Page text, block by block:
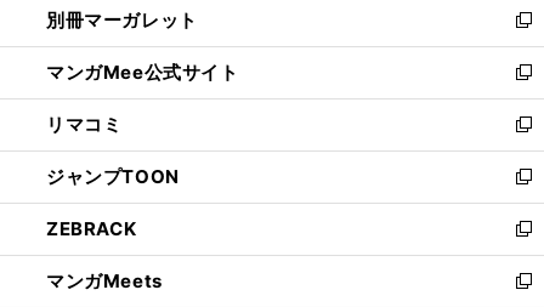
く
で
開
く
ィ
ン
ド
ウ
で
開
く
い
ウ
ィ
ン
ド
ウ
で
開
く
別冊マーガレット
新
し
い
ウ
ィ
ン
ド
ウ
で
開
く
マンガMee公式サイト
新
し
い
ウ
ィ
ン
ド
ウ
で
リマコミ
新
し
い
ウ
ィ
ン
ド
ジャンプTOON
新
し
い
ウ
ィ
ZEBRACK
新
し
い
マンガMeets
新